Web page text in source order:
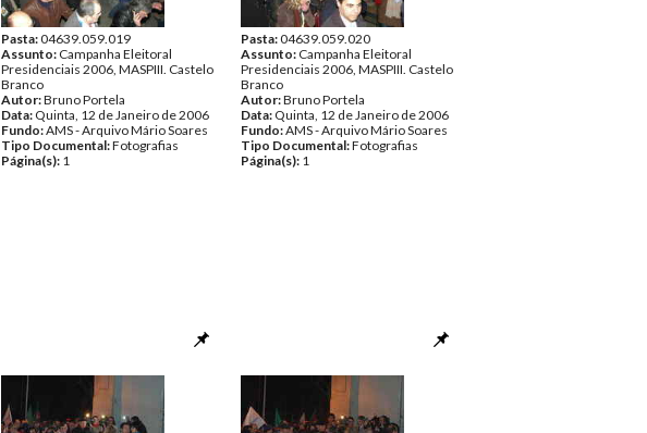
Pasta:04639.059.019
Assunto: Campanha Eleitoral
Presidenciais 2006, MASPIII. Castelo
Branco
Autor:Bruno Portela
Data: Quinta, 12 de Janeiro de 2006
Fundo:AMS - Arquivo Mário Soares
Tipo Documental:Fotografias
Página(s): 1
Pasta:04639.059.020
Assunto: Campanha Eleitoral
Presidenciais 2006, MASPIII. Castelo
Branco
Autor:Bruno Portela
Data: Quinta, 12 de Janeiro de 2006
Fundo:AMS - Arquivo Mário Soares
Tipo Documental:Fotografias
Página(s): 1